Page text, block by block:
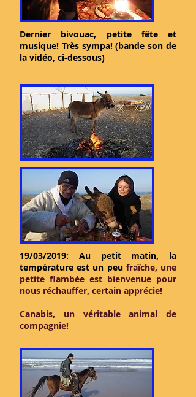
Dernier bivouac, petite fête et
musique! Très sympa! (bande son de
la vidéo, ci-dessous)
19/03/2019: Au petit matin, la
température est un peu fraîche, une
petite flambée est bienvenue pour
nous réchauffer, certain apprécie!
Canabis, un véritable animal de
compagnie!